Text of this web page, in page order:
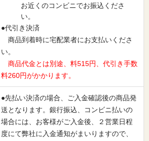
お近くのコンビニでお振込くださ
い。
●代引き決済
商品到着時に宅配業者にお支払いくださ
い。
商品代金とは別途、料515円、代引き手数
料260円がかかります。
●先払い決済の場合、ご入金確認後の商品発
送となります。銀行振込、コンビニ払いの
場合には、お客様がご入金後、２営業日程
度にて弊社に入金通知がまいりますので、